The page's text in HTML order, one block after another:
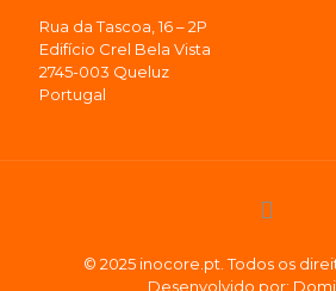
Rua da Tascoa, 16 – 2P
Edifício Crel Bela Vista
2745-003 Queluz
Portugal
© 2025 inocore.pt. Todos os
Desenvolvido por: